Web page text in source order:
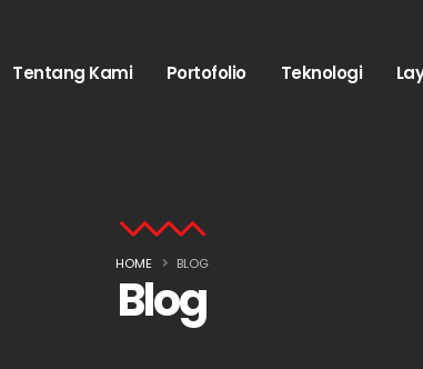
Tentang Kami Portofolio Teknologi
HOME BLOG
Blog